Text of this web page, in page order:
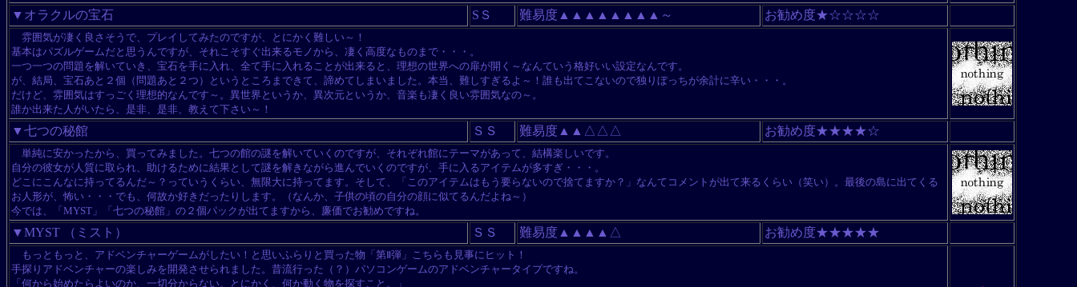
▼オラクルの宝石 SＳ 難易度▲▲▲▲▲▲▲▲～ お勧め度★☆☆☆☆
雰囲気が凄く良さそうで、プレイしてみたのですが、とにかく難しい～！
基本はパズルゲームだと思うんですが、それこそすぐ出来るモノから、凄く高度なものまで・・・。
一つ一つの問題を解いていき、宝石を手に入れ、全て手に入れることが出来ると、理想の世界への扉が開く～なんていう格好いい設定なんです。
が、結局、宝石あと２個（問題あと２つ）というところまできて、諦めてしまいました。本当、難しすぎるよ～！誰も出てこないので独りぼっちが余計に辛い・・・。
だけど、雰囲気はすっごく理想的なんです～。異世界というか、異次元というか、音楽も凄く良い雰囲気なの～。
誰か出来た人がいたら、是非、是非、教えて下さい～！
▼七つの秘館 ＳＳ 難易度▲▲△△△ お勧め度★★★★☆
単純に安かったから、買ってみました。七つの館の謎を解いていくのですが、それぞれ館にテーマがあって、結構楽しいです。
自分の彼女が人質に取られ、助けるために結果として謎を解きながら進んでいくのですが、手に入るアイテムが多すぎ・・・。
どこにこんなに持ってるんだ～？っていうくらい、無限大に持ってます。そして、「このアイテムはもう要らないので捨てますか？」なんてコメントが出て来るくらい（笑い）。最後の島に出てくる
お人形が、怖い・・・でも、何故か好きだったりします。（なんか、子供の頃の自分の顔に似てるんだよね～）
今では、「MYST」「七つの秘館」の２個パックが出てますから、廉価でお勧めですね。
▼MYST （ミスト） ＳＳ 難易度▲▲▲▲△ お勧め度★★★★★
もっともっと、アドベンチャーゲームがしたい！と思いふらりと買った物「第Ⅱ弾」こちらも見事にヒット！
手探りアドベンチャーの楽しみを開発させられました。昔流行った（？）パソコンゲームのアドベンチャータイプですね。
「何から始めたらよいのか、一切分からない。とにかく、何か動く物を探すこと。」